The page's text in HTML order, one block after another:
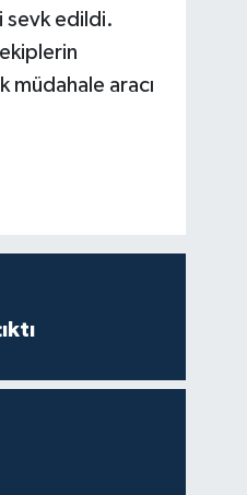
sevk edildi.
müdahale aracı